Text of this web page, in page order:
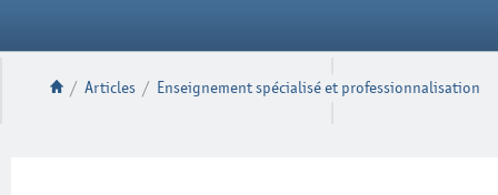
/ Articles / Enseignement spécialisé et professionnalisation